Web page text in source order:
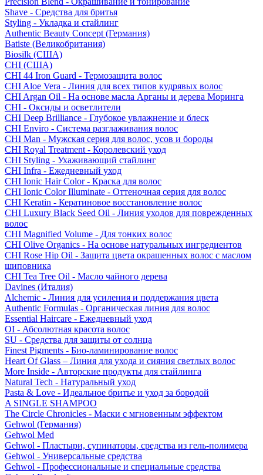
Shave - Средства для бритья
Styling - Укладка и стайлинг
Authentic Beauty Concept (Германия)
Batiste (Великобритания)
Biosilk (США)
CHI (США)
CHI 44 Iron Guard - Термозащита волос
CHI Aloe Vera - Линия для всех типов кудрявых волос
CHI Argan Oil - На основе масла Арганы и дерева Моринга
CHI - Оксиды и осветлители
CHI Deep Brilliance - Глубокое увлажнение и блеск
CHI Enviro - Система разглаживания волос
CHI Man - Мужская серия для волос, усов и бороды
CHI Royal Treatment - Королевский уход
CHI Styling - Ухаживающий стайлинг
CHI Infra - Ежедневный уход
CHI Ionic Hair Color - Краска для волос
CHI Ionic Color Illuminate - Оттеночная серия для волос
CHI Keratin - Кератиновое восстановление волос
CHI Luxury Black Seed Oil - Линия уходов для поврежденных
волос
CHI Magnified Volume - Для тонких волос
CHI Olive Organics - На основе натуральных ингредиентов
CHI Rose Hip Oil - Защита цвета окрашенных волос с маслом
шиповника
CHI Tea Tree Oil - Масло чайного дерева
Davines (Италия)
Alchemic - Линия для усиления и поддержания цвета
Authentic Formulas - Органическая линия для волос
Essential Haircare - Eжедневный уход
OI - Абсолютная красота волос
SU - Средства для защиты от солнца
Finest Pigments - Био-ламинирование волос
Heart Of Glass – Линия для ухода и сияния светлых волос
More Inside - Авторские продукты для стайлинга
Natural Tech - Натуральный уход
Pasta & Love - Идеальное бритье и уход за бородой
A SINGLE SHAMPOO
The Circle Chronicles - Маски с мгновенным эффектом
Gehwol (Германия)
Gehwol Med
Gehwol - Пластыри, супинаторы, средства из гель-полимера
Gehwol - Универсальные средства
Gehwol - Профессиональные и специальные средства